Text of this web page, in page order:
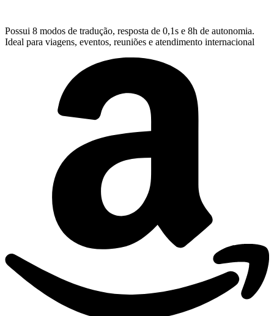
Possui 8 modos de tradução, resposta de 0,1s e 8h de autonomia.
Ideal para viagens, eventos, reuniões e atendimento internacional